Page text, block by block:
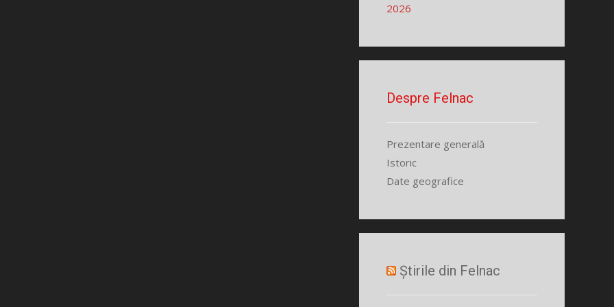
2026
Despre Felnac
Prezentare generală
Istoric
Date geografice
Știrile din Felnac